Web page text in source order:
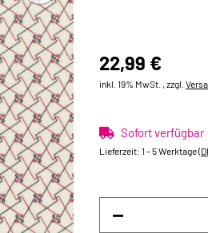
22,99 €
inkl. 19% MwSt. , zzgl.
Sofort verfügbar
Lieferzeit: 1 - 5 Werktage